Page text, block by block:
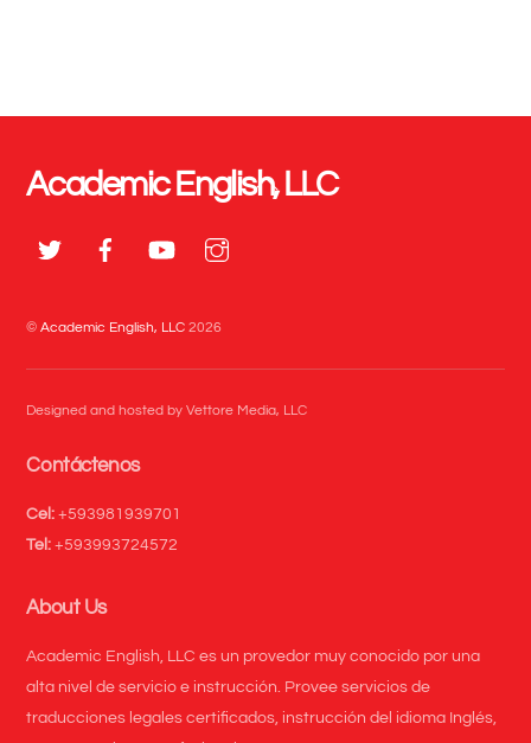
Back
Academic English, LLC
©Academic English, LLC 2026
Designed and hosted by Vettore Media, LLC
Contáctenos
Cel:+593981939701
Tel:+593993724572
About Us
Academic English, LLC es un provedor muy conocido por una
alta nivel de servicio e instrucción. Provee servicios de
traducciones legales certificados, instrucción del idioma Inglés,